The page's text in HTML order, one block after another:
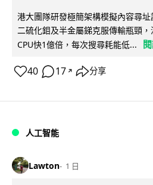
港大團隊研發極簡架構模擬內容尋
二硫化鉬及半金屬銻克服傳輸瓶頸
CPU快1億倍，每次搜尋耗能低...
40 17 ↗ 分享
人工智能
Lawton 1 日